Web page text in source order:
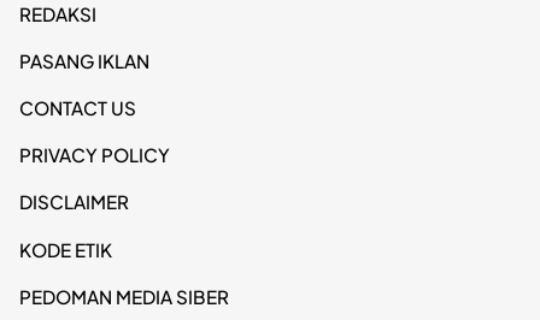
REDAKSI
PASANG IKLAN
CONTACT US
PRIVACY POLICY
DISCLAIMER
KODE ETIK
PEDOMAN MEDIA SIBER